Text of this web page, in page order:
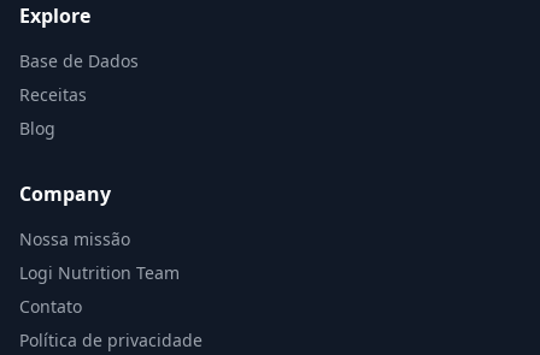
Explore
Base de Dados
Receitas
Blog
Company
Nossa missão
Logi Nutrition Team
Contato
Política de privacidade